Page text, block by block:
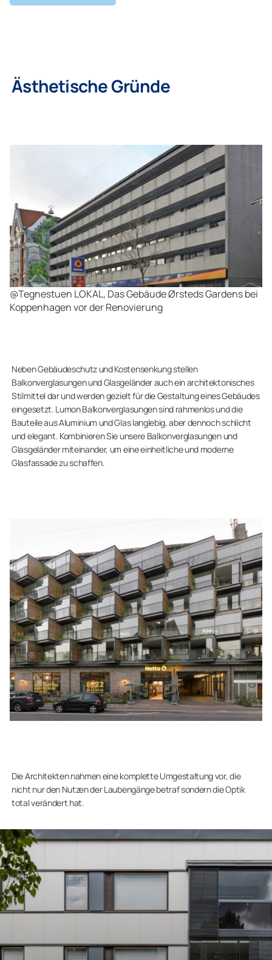
Ästhetische Gründe
@Tegnestuen LOKAL, Das Gebäude Ørsteds Gardens bei
Koppenhagen vor der Renovierung
Neben Gebäudeschutz und Kostensenkung stellen
Balkonverglasungen und Glasgeländer auch ein architektonisches
Stilmittel dar und werden gezielt für die Gestaltung eines Gebäudes
eingesetzt. Lumon Balkonverglasungen sind rahmenlos und die
Bauteile aus Aluminium und Glas langlebig, aber dennoch schlicht
und elegant. Kombinieren Sie unsere Balkonverglasungen und
Glasgeländer miteinander, um eine einheitliche und moderne
Glasfassade zu schaffen.
Die Architekten nahmen eine komplette Umgestaltung vor, die
nicht nur den Nutzen der Laubengänge betraf sondern die Optik
total verändert hat.